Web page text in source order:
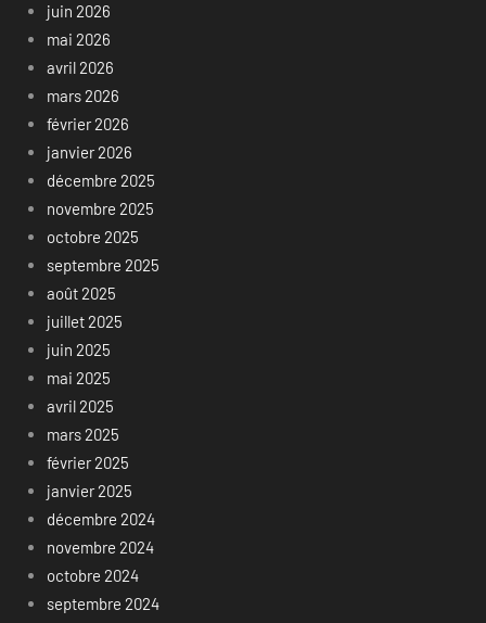
juin 2026
mai 2026
avril 2026
mars 2026
février 2026
janvier 2026
décembre 2025
novembre 2025
octobre 2025
septembre 2025
août 2025
juillet 2025
juin 2025
mai 2025
avril 2025
mars 2025
février 2025
janvier 2025
décembre 2024
novembre 2024
octobre 2024
septembre 2024